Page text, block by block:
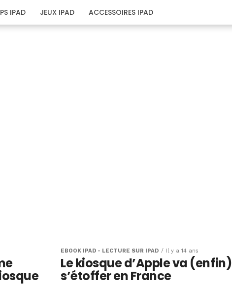
IPAD JEUX IPAD ACCESSOIRES IPAD
sur leEBOOK IPAD - LECTURE SUR IPAD Il y a 14 ans
Le kiosque d’Apple va (enfin)
s’étoffer en France